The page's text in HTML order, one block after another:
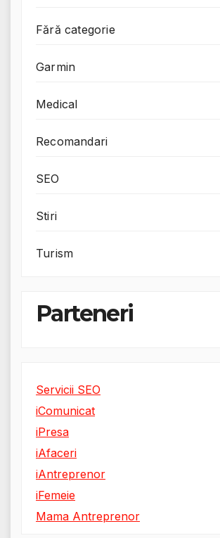
Fără categorie
Garmin
Medical
Recomandari
SEO
Stiri
Turism
Parteneri
Servicii SEO
iComunicat
iPresa
iAfaceri
iAntreprenor
iFemeie
Mama Antreprenor